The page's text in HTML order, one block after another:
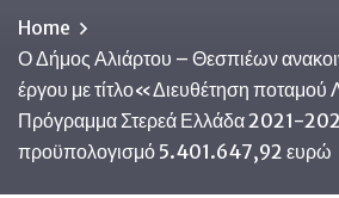
Home
Ο Δήμος Αλιάρτου – Θεσπιέων
έργου με τίτλο«Διευθέτηση ποταμού
Πρόγραμμα Στερεά Ελλάδα 2021-
προϋπολογισμό 5.401.647,92 ευρώ